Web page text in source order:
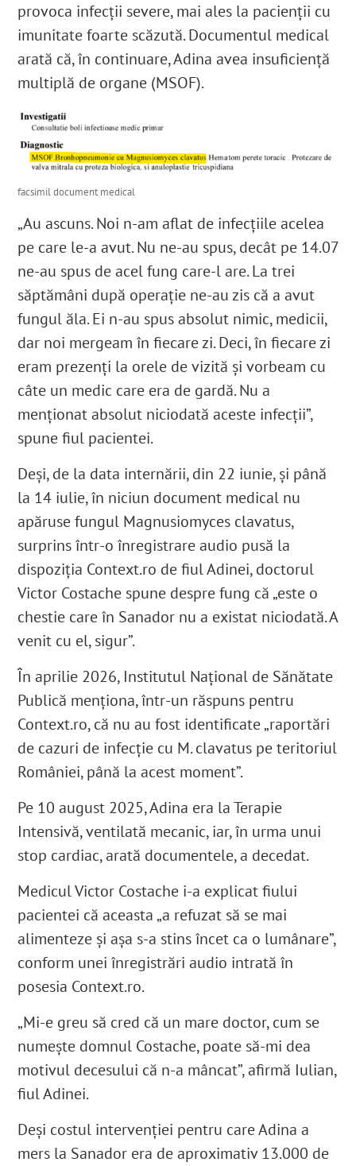
provoca infecții severe, mai ales la pacienții cu
imunitate foarte scăzută.Documentul medical
arată că, în continuare, Adina avea insuficiență
multiplă de organe (MSOF).
facsimil document medical
„Au ascuns. Noi n-am aflat de infecțiile acelea
pe care le-a avut. Nu ne-au spus, decât pe 14.07
ne-au spus de acel fung care-l are. La trei
săptămâni după operație ne-au zis că a avut
fungul ăla.Ei n-au spus absolut nimic, medicii,
dar noi mergeam în fiecare zi. Deci, în fiecare zi
eram prezenți la orele de vizită și vorbeam cu
câte un medic care era de gardă. Nu a
menționat absolut niciodată aceste infecții”,
spune fiul pacientei.
Deși, de la data internării, din 22 iunie, și până
la 14 iulie, în niciun document medical nu
apăruse fungul Magnusiomyces clavatus,
surprins într-o înregistrare audio pusă la
dispoziția Context.ro de fiul Adinei, doctorul
Victor Costache spune despre fung că „este o
chestie care în Sanador nu a existat niciodată. A
venit cu el, sigur”.
În aprilie 2026, Institutul Național de Sănătate
Publică menționa, într-un răspuns pentru
Context.ro, că nu au fost identificate „raportări
de cazuri de infecție cu M. clavatus pe teritoriul
României, până la acest moment”.
Pe 10 august 2025, Adina era la Terapie
Intensivă, ventilată mecanic, iar, în urma unui
stop cardiac, arată documentele, a decedat.
Medicul Victor Costache i-a explicat fiului
pacientei că aceasta „a refuzat să se mai
alimenteze și așa s-a stins încet ca o lumânare”,
conform unei înregistrări audio intrată în
posesia Context.ro.
„Mi-e greu să cred că un mare doctor, cum se
numește domnul Costache, poate să-mi dea
motivul decesului că n-a mâncat”, afirmă Iulian,
fiul Adinei.
Deși costul intervenției pentru care Adina a
mers la Sanador era de aproximativ 13.000 de